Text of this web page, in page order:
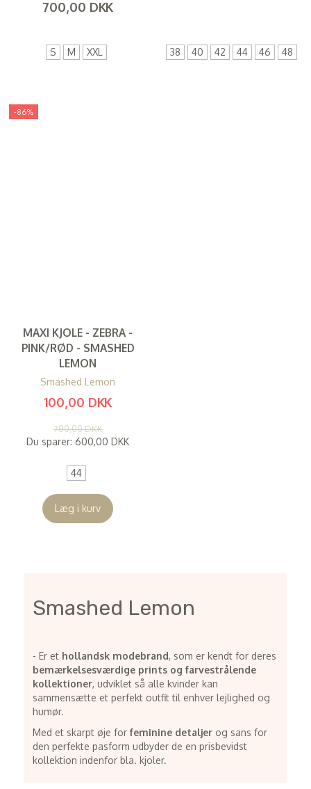
700,00 DKK
S M XXL 38 40 42 44 46 48
-86%
MAXI KJOLE - ZEBRA -
PINK/RØD - SMASHED
LEMON
Smashed Lemon
100,00 DKK
700,00 DKK
Du sparer: 600,00 DKK
44
Læg i kurv
Smashed Lemon
- Er et hollandsk modebrand, som er kendt for deres
bemærkelsesværdige prints og farvestrålende
kollektioner, udviklet så alle kvinder kan
sammensætte et perfekt outfit til enhver lejlighed og
humør.
Med et skarpt øje for feminine detaljer og sans for
den perfekte pasform udbyder de en prisbevidst
kollektion indenfor bla. kjoler.